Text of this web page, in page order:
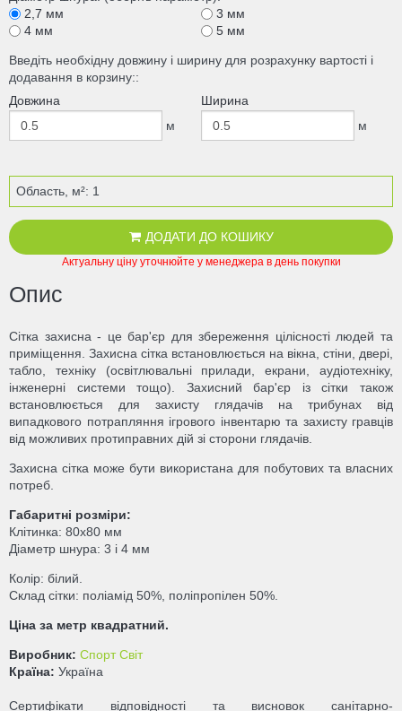
2,7 мм
3 мм
4 мм
5 мм
Введіть необхідну довжину і ширину для розрахунку вартості і
додавання в корзину::
Довжина
м
Ширина
м
Область, м²: 1
ДОДАТИ ДО КОШИКУ
Актуальну ціну уточнюйте у менеджера в день покупки
Опис
Сітка захисна - це бар'єр для збереження цілісності людей та
приміщення. Захисна сітка встановлюється на вікна, стіни, двері,
табло, техніку (освітлювальні прилади, екрани, аудіотехніку,
інженерні системи тощо). Захисний бар'єр із сітки також
встановлюється для захисту глядачів на трибунах від
випадкового потрапляння ігрового інвентарю та захисту гравців
від можливих протиправних дій зі сторони глядачів.
Захисна сітка може бути використана для побутових та власних
потреб.
Габаритні розміри:
Клітинка: 80х80 мм
Діаметр шнура: 3 і 4 мм
Колір: білий.
Склад сітки: поліамід 50%, поліпропілен 50%.
Ціна за метр квадратний.
Виробник: Спорт Світ
Країна: Україна
Сертифікати відповідності та висновок санітарно-